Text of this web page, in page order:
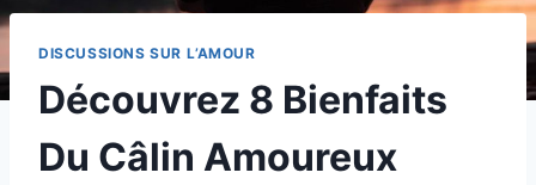
DISCUSSIONS SUR L’AMOUR
Découvrez 8 Bienfaits
Du Câlin Amoureux